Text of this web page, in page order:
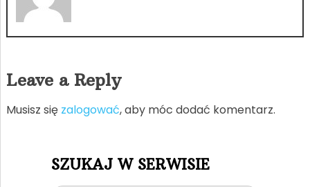
Leave a Reply
Musisz się zalogować, aby móc dodać komentarz.
SZUKAJ W SERWISIE